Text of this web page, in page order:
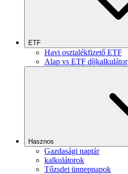
ETF
Havi osztalékfizető ETF
Alap vs ETF díjkalkulátor
Hasznos
Gazdasági naptár
kalkulátorok
Tőzsdei ünnepnapok